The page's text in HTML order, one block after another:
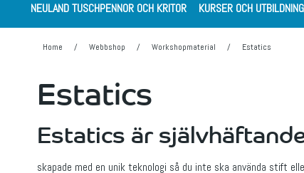
NEULAND TUSCHPENNOR OCH KRITOR KURSER OCH
Home / Webbshop / Workshopmaterial / Estatics
Estatics
Estatics är
skapade med en unik teknologi så du inte ska använda stift